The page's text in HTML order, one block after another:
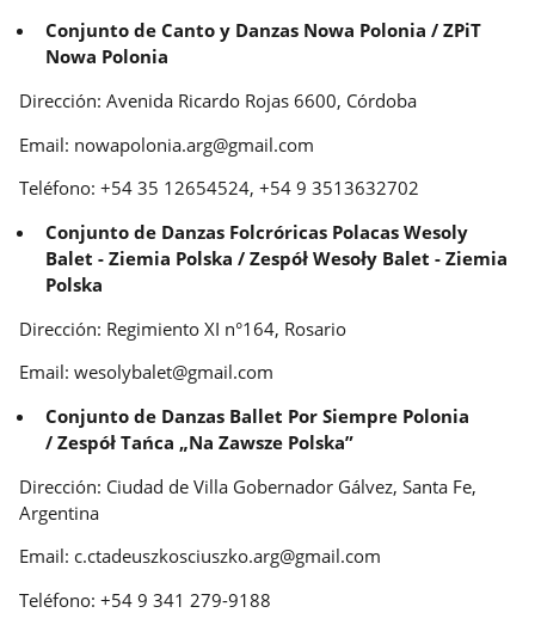
Conjunto de Canto y Danzas Nowa Polonia / ZPiT
Nowa Polonia
Dirección: Avenida Ricardo Rojas 6600, Córdoba
Email: nowapolonia.arg@gmail.com
Teléfono: +54 35 12654524, +54 9 3513632702
Conjunto de Danzas Folcróricas Polacas Wesoly
Balet - Ziemia Polska / Zespół Wesoły Balet - Ziemia
Polska
Dirección: Regimiento XI n°164, Rosario
Email: wesolybalet@gmail.com
Conjunto de Danzas Ballet Por Siempre Polonia
/ Zespół Tańca „Na Zawsze Polska”
Dirección: Ciudad de Villa Gobernador Gálvez, Santa Fe,
Argentina
Email: c.ctadeuszkosciuszko.arg@gmail.com
Teléfono: +54 9 341 279-9188